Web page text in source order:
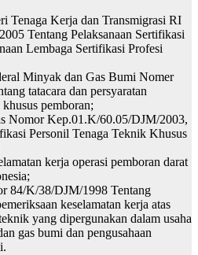
Tenaga Kerja dan Transmigrasi RI
Tentang Pelaksanaan Sertifikasi
Lembaga Sertifikasi Profesi
Minyak dan Gas Bumi Nomer
tatacara dan persyaratan
pemboran;
Nomor Kep.01.K/60.05/DJM/2003,
Personil Tenaga Teknik Khusus
kerja operasi pemboran darat
84/K/38/DJM/1998 Tentang
keselamatan kerja atas
yang dipergunakan dalam usaha
gas bumi dan pengusahaan